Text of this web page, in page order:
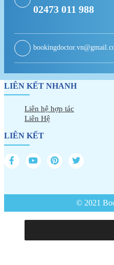
02473 011 988
LIÊN KẾT NHANH
Liên hệ hợp tác
Liên Hệ
LIÊN KẾT
© 2021